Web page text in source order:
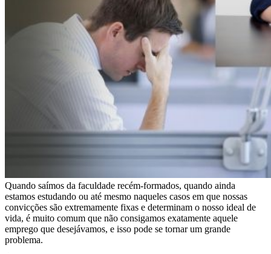
Quando saímos da faculdade recém-formados, quando ainda
estamos estudando ou até mesmo naqueles casos em que nossas
convicções são extremamente fixas e determinam o nosso ideal de
vida, é muito comum que não consigamos exatamente aquele
emprego que desejávamos, e isso pode se tornar um grande
problema.